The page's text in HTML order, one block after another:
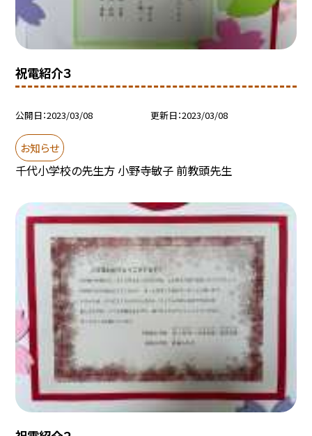
祝電紹介３
公開日 2023/03/08 更新日 2023/03/08
お知らせ
千代小学校の先生方 小野寺敏子 前教頭先生